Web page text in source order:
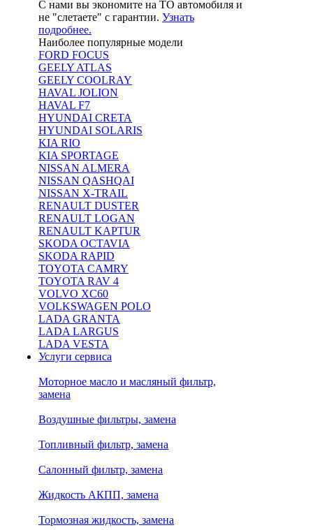
С нами вы экономите на ТО автомобиля и
не "слетаете" с гарантии. Узнать
подробнее.
Наиболее популярные модели
FORD FOCUS
GEELY ATLAS
GEELY COOLRAY
HAVAL JOLION
HAVAL F7
HYUNDAI CRETA
HYUNDAI SOLARIS
KIA RIO
KIA SPORTAGE
NISSAN ALMERA
NISSAN QASHQAI
NISSAN X-TRAIL
RENAULT DUSTER
RENAULT LOGAN
RENAULT KAPTUR
SKODA OCTAVIA
SKODA RAPID
TOYOTA CAMRY
TOYOTA RAV 4
VOLVO XC60
VOLKSWAGEN POLO
LADA GRANTA
LADA LARGUS
LADA VESTA
Услуги сервиса
Моторное масло и масляный фильтр,
замена
Воздушные фильтры, замена
Топливный фильтр, замена
Салонный фильтр, замена
Жидкость АКПП, замена
Тормозная жидкость, замена